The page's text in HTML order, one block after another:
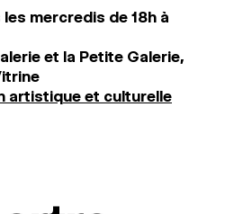
mercredis de 18h à
et la Petite Galerie,
artistique et culturelle